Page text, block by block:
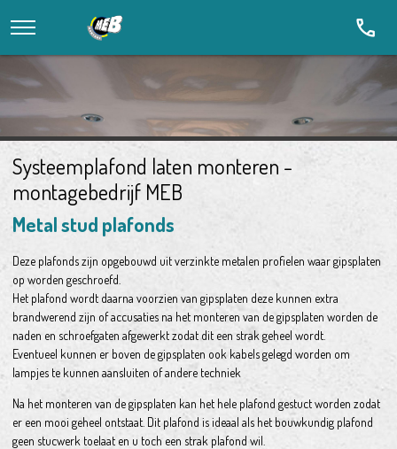
call
Systeemplafond laten monteren -
montagebedrijf MEB
Metal stud plafonds
Deze plafonds zijn opgebouwd uit verzinkte metalen profielen waar gipsplaten
op worden geschroefd.
Het plafond wordt daarna voorzien van gipsplaten deze kunnen extra
brandwerend zijn of accusaties na het monteren van de gipsplaten worden de
naden en schroefgaten afgewerkt zodat dit een strak geheel wordt.
Eventueel kunnen er boven de gipsplaten ook kabels gelegd worden om
lampjes te kunnen aansluiten of andere techniek
Na het monteren van de gipsplaten kan het hele plafond gestuct worden zodat
er een mooi geheel ontstaat. Dit plafond is ideaal als het bouwkundig plafond
geen stucwerk toelaat en u toch een strak plafond wil.